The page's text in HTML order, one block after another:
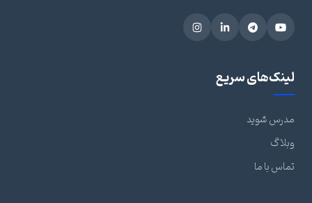
لینک‌های سریع
مدرس شوید
وبلاگ
تماس با ما